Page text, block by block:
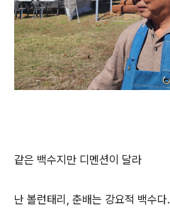
같은 백수지만 디멘션이 달라
난 볼런태리, 춘배는 강요적 백수다.